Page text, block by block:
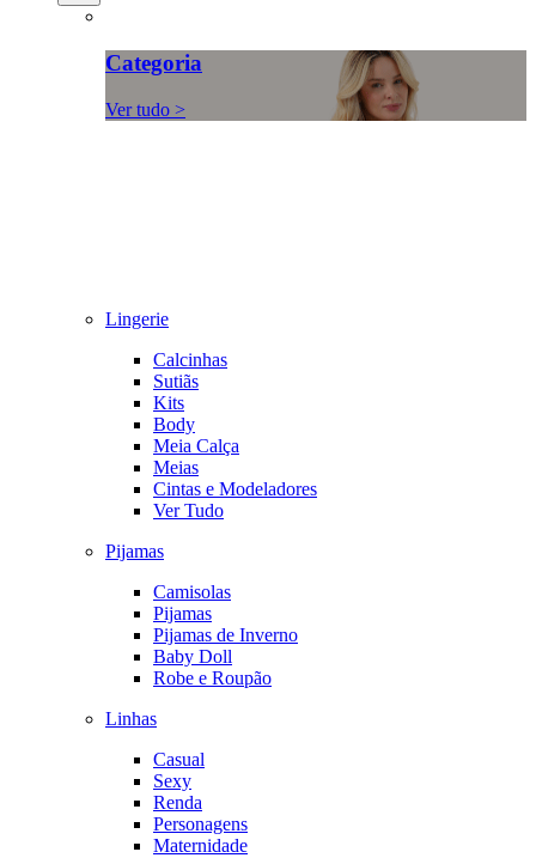
Categoria
Ver tudo >
Lingerie
Calcinhas
Sutiãs
Kits
Body
Meia Calça
Meias
Cintas e Modeladores
Ver Tudo
Pijamas
Camisolas
Pijamas
Pijamas de Inverno
Baby Doll
Robe e Roupão
Linhas
Casual
Sexy
Renda
Personagens
Maternidade